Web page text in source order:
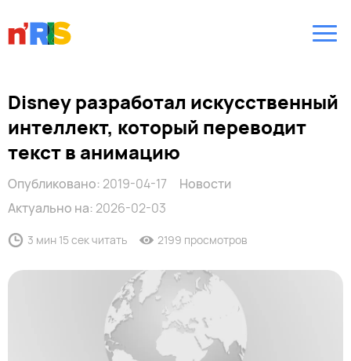
Disney разработал искусственный
интеллект, который переводит
текст в анимацию
Опубликовано: 2019-04-17
Актуально на: 2026-02-03
Новости
3 мин 15 сек читать 2199 просмотров